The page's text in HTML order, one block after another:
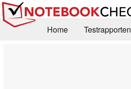
Home Testrapporten